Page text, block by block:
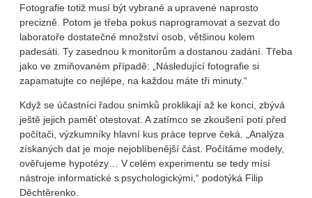
Fotografie totiž musí být vybrané a upravené naprosto
precizně. Potom je třeba pokus naprogramovat a sezvat do
laboratoře dostatečné množství osob, většinou kolem
padesáti. Ty zasednou k monitorům a dostanou zadání. Třeba
jako ve zmiňovaném případě: „Následující fotografie si
zapamatujte co nejlépe, na každou máte tři minuty.“
Když se účastníci řadou snímků proklikají až ke konci, zbývá
ještě jejich paměť otestovat. A zatímco se zkoušení potí před
počítači, výzkumníky hlavní kus práce teprve čeká. „Analýza
získaných dat je moje nejoblíbenější část. Počítáme modely,
ověřujeme hypotézy… V celém experimentu se tedy mísí
nástroje informatické s psychologickými,“ podotýká Filip
Děchtěrenko.